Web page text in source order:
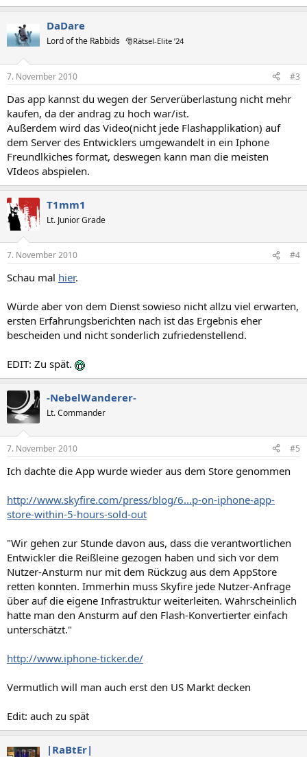
DaDare
Lord of the Rabbids 🎅Rätsel-Elite ’24
7. November 2010 #3
Das app kannst du wegen der Serverüberlastung nicht mehr
kaufen, da der andrag zu hoch war/ist.
Außerdem wird das Video(nicht jede Flashapplikation) auf
dem Server des Entwicklers umgewandelt in ein Iphone
Freundlkiches format, deswegen kann man die meisten
VIdeos abspielen.
T1mm1
Lt. Junior Grade
7. November 2010 #4
Schau mal hier.
Würde aber von dem Dienst sowieso nicht allzu viel erwarten,
ersten Erfahrungsberichten nach ist das Ergebnis eher
bescheiden und nicht sonderlich zufriedenstellend.
EDIT: Zu spät.
-NebelWanderer-
Lt. Commander
7. November 2010 #5
Ich dachte die App wurde wieder aus dem Store genommen
http://www.skyfire.com/press/blog/6...p-on-iphone-app-
store-within-5-hours-sold-out
"Wir gehen zur Stunde davon aus, dass die verantwortlichen
Entwickler die Reißleine gezogen haben und sich vor dem
Nutzer-Ansturm nur mit dem Rückzug aus dem AppStore
retten konnten. Immerhin muss Skyfire jede Nutzer-Anfrage
über auf die eigene Infrastruktur weiterleiten. Wahrscheinlich
hatte man den Ansturm auf den Flash-Konvertierter einfach
unterschätzt."
http://www.iphone-ticker.de/
Vermutlich will man auch erst den US Markt decken
Edit: auch zu spät
|RaBtEr|